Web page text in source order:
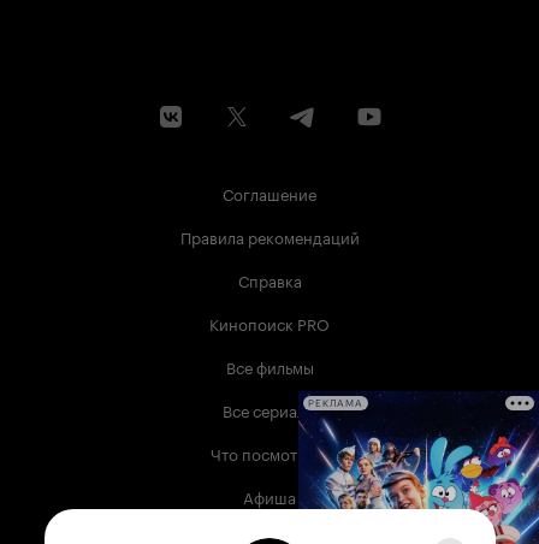
Соглашение
Правила рекомендаций
Справка
Кинопоиск PRO
Все фильмы
Все сериалы
Что посмотреть
Афиша
Музыка
РЕКЛАМА